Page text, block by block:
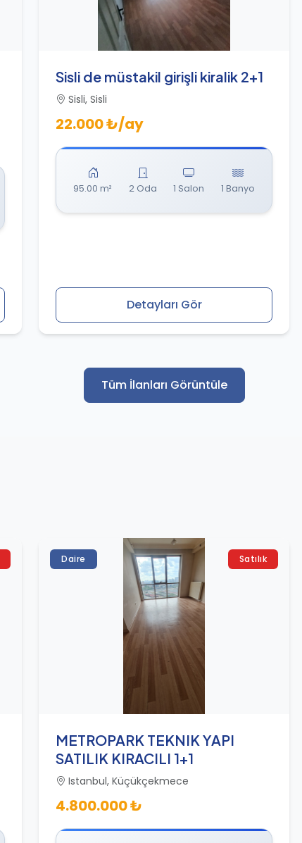
Sisli de müstakil girişli kiralik 2+1
Sisli, Sisli
22.000 ₺/ay
95.00 m² 2 Oda 1 Salon 1 Banyo
Detayları Gör
Tüm İlanları Görüntüle
Satılık
Daire
METROPARK TEKNIK YAPI
SATILIK KIRACILI 1+1
Istanbul, Küçükçekmece
4.800.000 ₺